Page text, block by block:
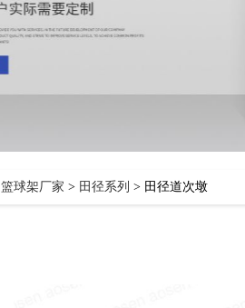
篮球架厂家 > 田径系列 > 田径道次墩